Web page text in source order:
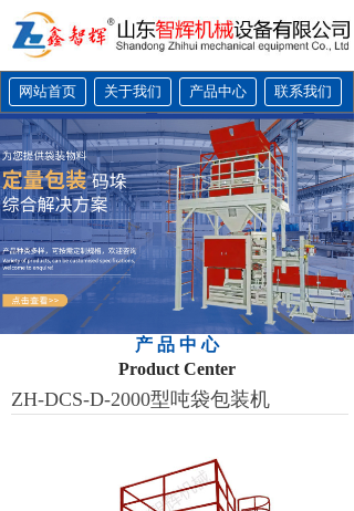
网站首页 关于我们 产品中心 联系我们
产 品 中 心
Product Center
ZH-DCS-D-2000型吨袋包装机